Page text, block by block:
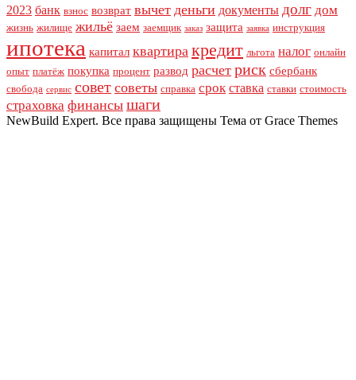
2023 банк взнос возврат вычет деньги документы долг дом
жизнь жилище жильё заем заемщик заказ защита заявка инструкция
ипотека капитал квартира кредит льгота налог онлайн
опыт платёж покупка процент развод расчет риск сбербанк
свобода сервис совет советы справка срок ставка ставки стоимость
страховка финансы шаги
NewBuild Expert. Все права защищены Тема от Grace Themes